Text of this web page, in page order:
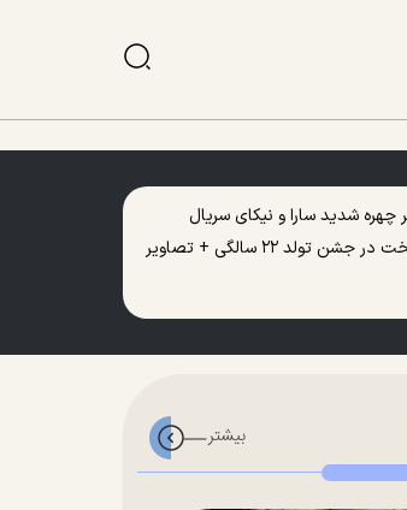
چهره شدید سارا و نیکای سریال
جشن تولد ۲۲ سالگی + تصاویر